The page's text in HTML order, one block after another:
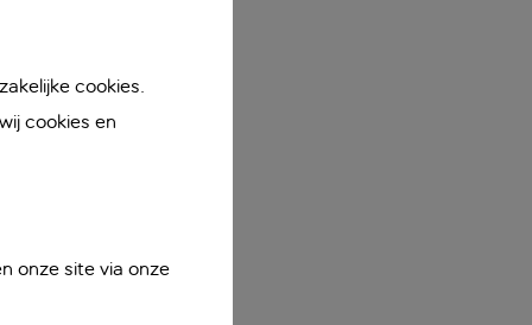
cookies.
cookies en
onze site via onze